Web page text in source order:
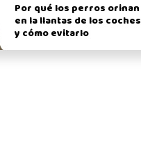
Por qué los perros orinan
en la llantas de los coches
y cómo evitarlo